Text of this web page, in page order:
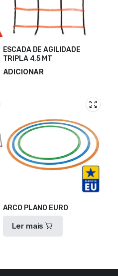
ESCADA DE AGILIDADE
TRIPLA 4,5 MT
ADICIONAR
ARCO PLANO EURO
Ler mais